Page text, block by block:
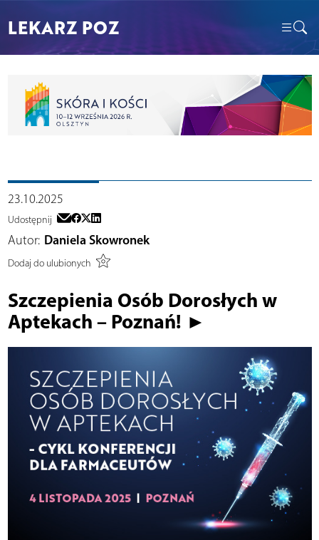
LEKARZ POZ
23.10.2025
Udostępnij
Autor: Daniela Skowronek
Dodaj do ulubionych
Szczepienia Osób Dorosłych w
Aptekach – Poznań! ►